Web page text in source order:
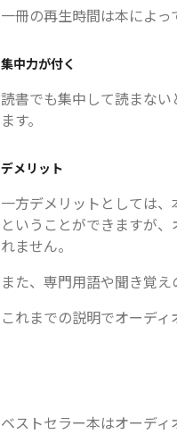
一冊の再生時間は本によ
集中力が付く
読書でも集中して読まな
ます。
デメリット
一方デメリットとしては
ということができますが
れません。
また、専門用語や聞き覚
これまでの説明でオーデ
ベストセラー本はオーディ